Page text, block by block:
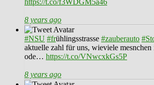
https://t.co/f3WDGM5a46
8 years ago
#NSU #frühlingsstrasse #zauberauto
aktuelle zahl für uns, wieviele
ode… https://t.co/VNwcxkGs5P
8 years ago